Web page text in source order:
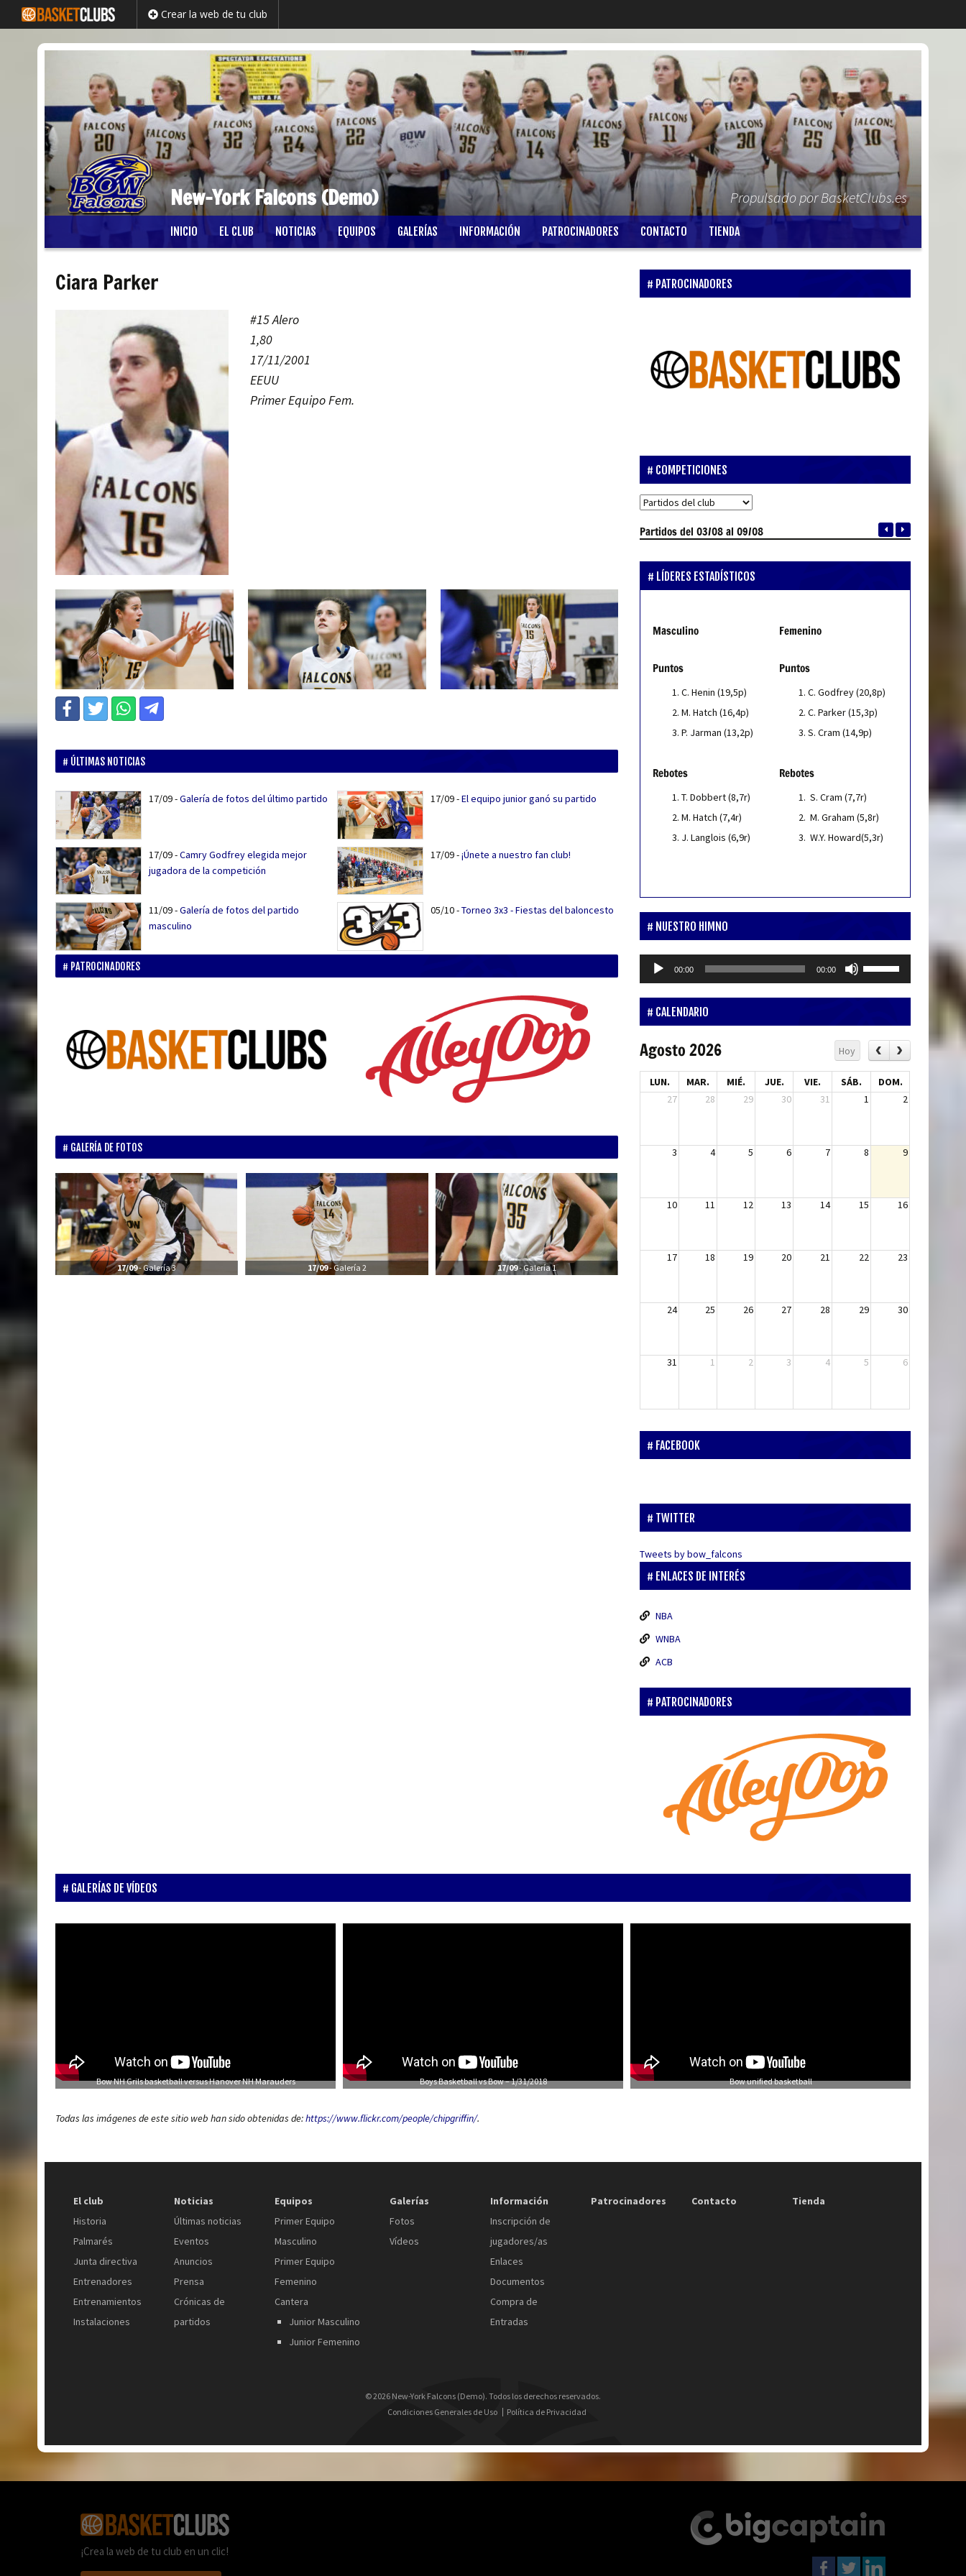
Crear la web de tu club
New-York Falcons (Demo) Propulsado por BasketClubs.es
INICIO EL CLUB NOTICIAS EQUIPOS GALERÍAS INFORMACIÓN PATROCINADORES CONTACTO TIENDA
Ciara Parker
#15Alero
1,80
17/11/2001
EEUU
Primer Equipo Fem.
ÚLTIMAS NOTICIAS
17/09-Galería de fotos del último partido 17/09-El equipo junior ganó su partido
17/09-Camry Godfrey elegida mejor
jugadora de la competición
17/09-¡Únete a nuestro fan club!
11/09-Galería de fotos del partido
masculino
05/10-Torneo 3x3 - Fiestas del baloncesto
PATROCINADORES
GALERÍA DE FOTOS
17/09- Galería 3 17/09- Galería 2 17/09- Galería 1
PATROCINADORES
COMPETICIONES
Partidosdel 03/08 al 09/08
LÍDERES ESTADÍSTICOS
Masculino Femenino
Puntos
C. Henin (19,5p)
M. Hatch (16,4p)
P. Jarman (13,2p)
Puntos
C. Godfrey (20,8p)
C. Parker (15,3p)
S. Cram (14,9p)
Rebotes
T. Dobbert (8,7r)
M. Hatch (7,4r)
J. Langlois (6,9r)
Rebotes
S. Cram (7,7r)
M. Graham (5,8r)
W.Y. Howard(5,3r)
NUESTRO HIMNO
Reproductor
00:00 00:00
flecha
arriba/abajo
para
aumentar
disminuir
CALENDARIO
Agosto 2026 Hoy
LUN. MAR. MIÉ. JUE. VIE. SÁB.
DOM.
27
28 29 30 31 1 2
3 4 5 6 7 8 9
10 11 12 13 14 15 16
17 18 19 20 21 22 23
24 25 26 27 28 29 30
31 1 2 3 4 5 6
FACEBOOK
TWITTER
Tweets by bow_falcons
ENLACES DE INTERÉS
NBA
WNBA
ACB
PATROCINADORES
GALERÍAS DE VÍDEOS
Bow NH Grils basketball versus Hanover NH Marauders Boys Basketball vs Bow – 1/31/2018 Bow unified basketball
Todas las imágenes de este sitio web han sido obtenidas de:https://www.flickr.com/people/chipgriffin/.
El club
Historia
Palmarés
Junta directiva
Entrenadores
Entrenamientos
Instalaciones
Noticias
Últimas noticias
Eventos
Anuncios
Prensa
Crónicas de
partidos
Equipos
Primer Equipo
Masculino
Primer Equipo
Femenino
Cantera
Junior Masculino
Junior Femenino
Galerías
Fotos
Vídeos
Información
Inscripción de
jugadores/as
Enlaces
Documentos
Compra de
Entradas
Patrocinadores Contacto Tienda
© 2026 New-York Falcons (Demo). Todos los derechos reservados.
Condiciones Generales de Uso
Política de Privacidad
¡Crea la web de tu club en un clic!